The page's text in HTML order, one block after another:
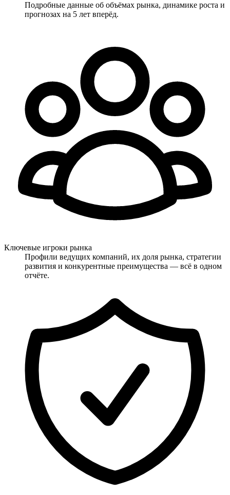
Подробные данные об объёмах рынка, динамике роста и
прогнозах на 5 лет вперёд.
Ключевые игроки рынка
Профили ведущих компаний, их доля рынка, стратегии
развития и конкурентные преимущества — всё в одном
отчёте.